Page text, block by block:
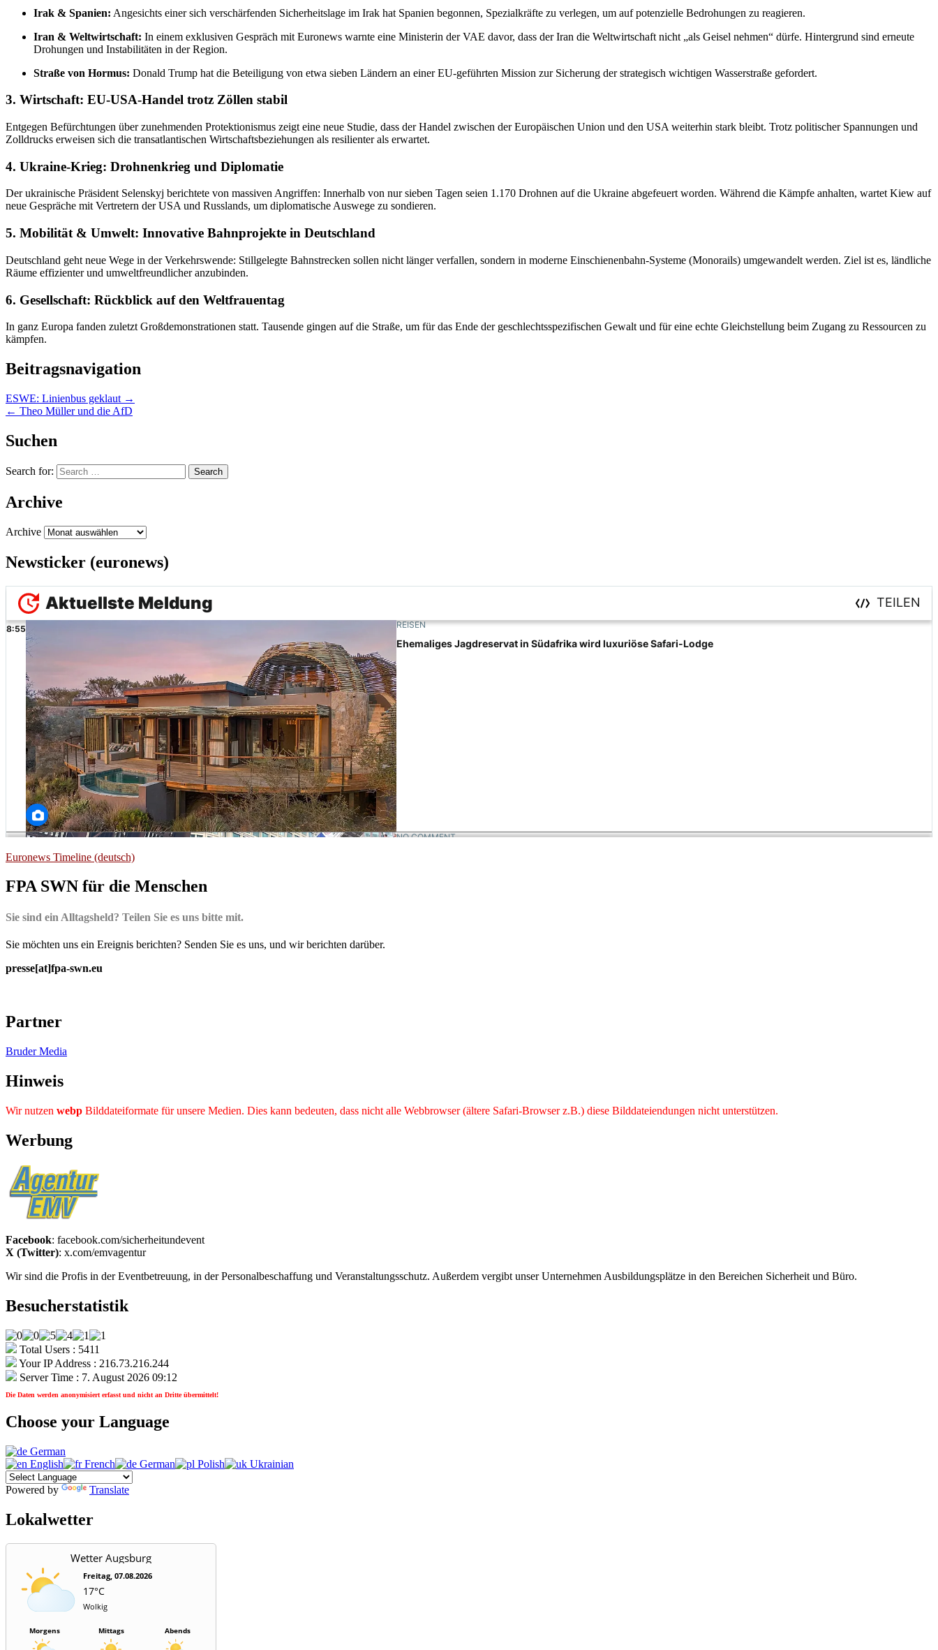
Irak & Spanien: Angesichts einer sich verschärfenden Sicherheitslage im Irak hat Spanien begonnen, Spezialkräfte zu verlegen, um auf potenzielle Bedrohungen zu reagieren.
Iran & Weltwirtschaft: In einem exklusiven Gespräch mit Euronews warnte eine Ministerin der VAE davor, dass der Iran die Weltwirtschaft nicht „als Geisel nehmen“ dürfe. Hintergrund sind erneute
Drohungen und Instabilitäten in der Region.
Straße von Hormus: Donald Trump hat die Beteiligung von etwa sieben Ländern an einer EU-geführten Mission zur Sicherung der strategisch wichtigen Wasserstraße gefordert.
3. Wirtschaft: EU-USA-Handel trotz Zöllen stabil
Entgegen Befürchtungen über zunehmenden Protektionismus zeigt eine neue Studie, dass der Handel zwischen der Europäischen Union und den USA weiterhin stark bleibt. Trotz politischer Spannungen und
Zolldrucks erweisen sich die transatlantischen Wirtschaftsbeziehungen als resilienter als erwartet.
4. Ukraine-Krieg: Drohnenkrieg und Diplomatie
Der ukrainische Präsident Selenskyj berichtete von massiven Angriffen: Innerhalb von nur sieben Tagen seien 1.170 Drohnen auf die Ukraine abgefeuert worden. Während die Kämpfe anhalten, wartet Kiew auf
neue Gespräche mit Vertretern der USA und Russlands, um diplomatische Auswege zu sondieren.
5. Mobilität & Umwelt: Innovative Bahnprojekte in Deutschland
Deutschland geht neue Wege in der Verkehrswende: Stillgelegte Bahnstrecken sollen nicht länger verfallen, sondern in moderne Einschienenbahn-Systeme (Monorails) umgewandelt werden. Ziel ist es, ländliche
Räume effizienter und umweltfreundlicher anzubinden.
6. Gesellschaft: Rückblick auf den Weltfrauentag
In ganz Europa fanden zuletzt Großdemonstrationen statt. Tausende gingen auf die Straße, um für das Ende der geschlechtsspezifischen Gewalt und für eine echte Gleichstellung beim Zugang zu Ressourcen zu
kämpfen.
Beitragsnavigation
ESWE: Linienbus geklaut →
← Theo Müller und die AfD
Suchen
Search for:
Archive
Archive
Newsticker (euronews)
Euronews Timeline (deutsch)
FPA SWN für die Menschen
Sie sind ein Alltagsheld? Teilen Sie es uns bitte mit.
Sie möchten uns ein Ereignis berichten? Senden Sie es uns, und wir berichten darüber.
presse[at]fpa-swn.eu
Partner
Bruder Media
Hinweis
Wir nutzen webp Bilddateiformate für unsere Medien. Dies kann bedeuten, dass nicht alle Webbrowser (ältere Safari-Browser z.B.) diese Bilddateiendungen nicht unterstützen.
Werbung
Facebook: facebook.com/sicherheitundevent
X (Twitter): x.com/emvagentur
Wir sind die Profis in der Eventbetreuung, in der Personalbeschaffung und Veranstaltungsschutz. Außerdem vergibt unser Unternehmen Ausbildungsplätze in den Bereichen Sicherheit und Büro.
Besucherstatistik
Total Users : 5411
Your IP Address : 216.73.216.244
Server Time : 7. August 2026 09:12
Die Daten werden anonymisiert erfasst und nicht an Dritte übermittelt!
Choose your Language
German
English
French German Polish Ukrainian
Powered by Translate
Lokalwetter
Wetter Augsburg
Freitag, 07.08.2026
17°C
Wolkig
Morgens Mittags Abends